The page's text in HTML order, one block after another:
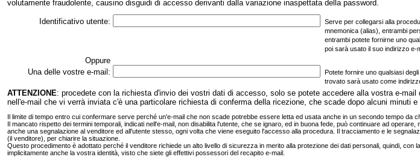
volutamente fraudolente, causino disguidi di accesso derivanti dalla variazione inaspettata della password.
Identificativo utente:
Serve per collegarsi alla
mnemonica (alias), entrambi
entrambi potete fornirne uno
poi sarà usato il suo indirizzo
Oppure
Una delle vostre e‑mail:
Potete fornire uno qualsiasi
trovato sarà usato come
ATTENZIONE: procedete con la richiesta d'invio dei vostri dati di accesso, solo se potete accedere alla vostra
nell'e‑mail che vi verrà inviata c'è una particolare richiesta di conferma della ricezione, che scade dopo alcuni minuti
Il limite di tempo entro cui confermare serve perché un'e‑mail che non scade potrebbe essere letta ed usata anche in un secondo tempo da
Il mancato rispetto dei termini temporali, indicati nell'e‑mail, non disabilita l'utente, che se ignaro, ed in buona fede, può continuare ad
anche una segnalazione al venditore ed all'utente stesso, ogni volta che viene eseguito l'accesso alla procedura. Il tracciamento e le
(il venditore), per chiarire la situazione.
Questo procedimento è adottato perché il venditore richiede un alto livello di sicurezza in merito alla protezione dei dati personali, quindi,
implicitamente anche la vostra identità, visto che siete gli effettivi possessori del recapito e‑mail.